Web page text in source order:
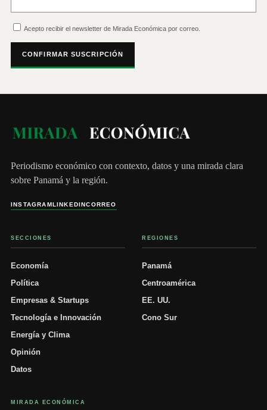
Acepto recibir el newsletter de Mirada Económica por correo.
CONFIRMAR SUSCRIPCIÓN
Periodismo económico con contexto, datos y una mirada clara
sobre Panamá y la región.
INSTAGRAMLINKEDINCORREO
SECCIONES
Economía
Política
Empresas & Startups
Tecnología e Innovación
Energía y Clima
Opinión
Datos
REGIONES
Panamá
Centroamérica
EE. UU.
Cono Sur
MIRADA ECONÓMICA